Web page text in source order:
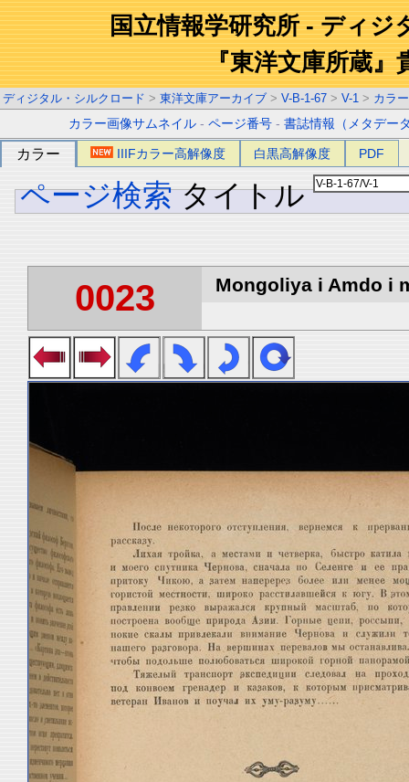
国立情報学研究所 - ディジ
『東洋文庫所蔵』
ディジタル・シルクロード > 東洋文庫アーカイブ > V-B-1-67 > V-1 > カラ
カラー画像サムネイル -ページ番号 -書誌情報（メタデー
カラー IIIFカラー高解像度 白黒高解像度 PDF
ページ検索 タイトル
0023 Mongoliya i Amdo i